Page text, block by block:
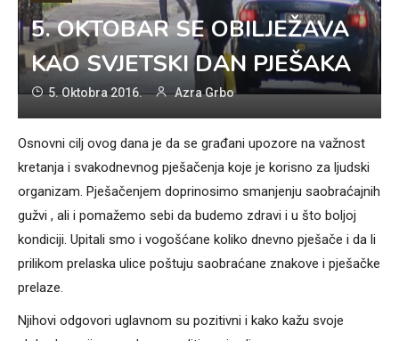
5. OKTOBAR SE OBILJEŽAVA
KAO SVJETSKI DAN PJEŠAKA
5. Oktobra 2016. Azra Grbo
Osnovni cilj ovog dana je da se građani upozore na važnost
kretanja i svakodnevnog pješačenja koje je korisno za ljudski
organizam. Pješačenjem doprinosimo smanjenju saobraćajnih
gužvi , ali i pomažemo sebi da budemo zdravi i u što boljoj
kondiciji. Upitali smo i vogošćane koliko dnevno pješače i da li
prilikom prelaska ulice poštuju saobraćane znakove i pješačke
prelaze.
Njihovi odgovori uglavnom su pozitivni i kako kažu svoje